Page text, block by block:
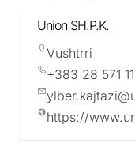
Union SH.P.K.
Vushtrri
+383 28 571
https://